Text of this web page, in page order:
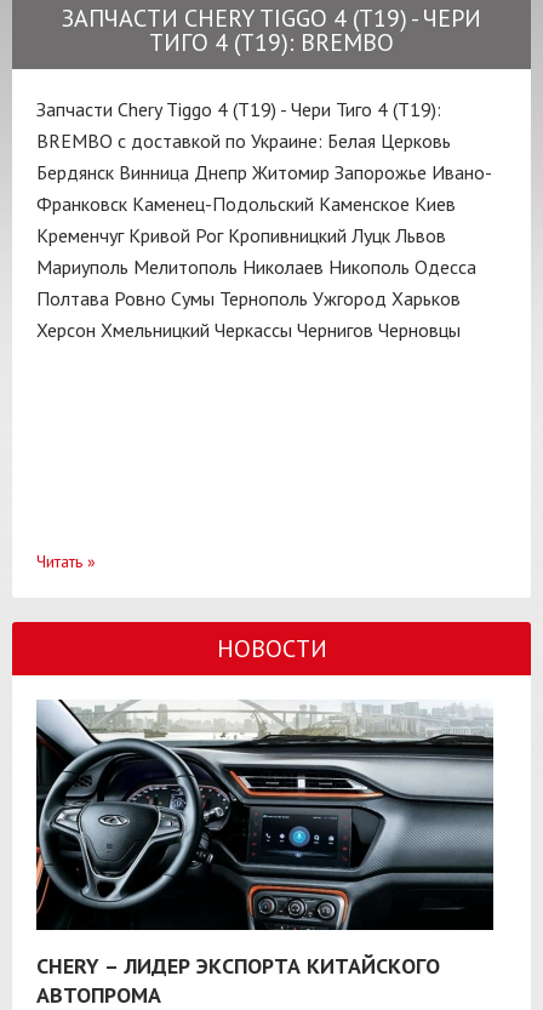
ЗАПЧАСТИ CHERY TIGGO 4 (T19) - ЧЕРИ
ТИГО 4 (T19): BREMBO
Запчасти Chery Tiggo 4 (T19) - Чери Тиго 4 (T19):
BREMBO с доставкой по Украине: Белая Церковь
Бердянск Винница Днепр Житомир Запорожье Ивано-
Франковск Каменец-Подольский Каменское Киев
Кременчуг Кривой Рог Кропивницкий Луцк Львов
Мариуполь Мелитополь Николаев Никополь Одесса
Полтава Ровно Сумы Тернополь Ужгород Харьков
Херсон Хмельницкий Черкассы Чернигов Черновцы
Читать »
НОВОСТИ
CHERY – ЛИДЕР ЭКСПОРТА КИТАЙСКОГО
АВТОПРОМА